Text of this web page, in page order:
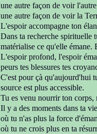
une autre façon de voir
une autre façon de voir la
L'espoir accompagne ton
Dans ta recherche spirituelle
matérialise ce qu'elle émane.
L'espoirprofond, l'espoir
peurs tes blessures tes
C'est pour çà qu'aujourd'hui
source est plus accessible.
Tu es venu nourrir ton
Il y a des moments dans ta
où tu n'as plus la force
où tu ne crois plus en ta